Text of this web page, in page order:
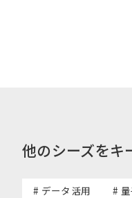
他のシーズをキ
# データ活用 #